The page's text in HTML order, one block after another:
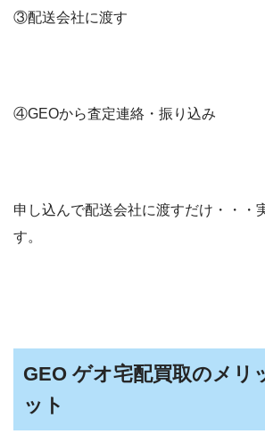
③配送会社に渡す
④GEOから査定連絡・振り込み
申し込んで配送会社に渡すだけ・・・
す。
GEO ゲオ宅配買取のメリ
ット